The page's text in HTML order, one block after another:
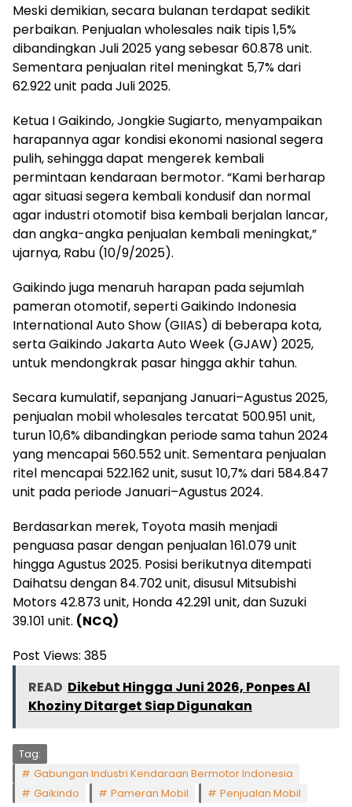
Meski demikian, secara bulanan terdapat sedikit
perbaikan. Penjualan wholesales naik tipis 1,5%
dibandingkan Juli 2025 yang sebesar 60.878 unit.
Sementara penjualan ritel meningkat 5,7% dari
62.922 unit pada Juli 2025.
Ketua I Gaikindo, Jongkie Sugiarto, menyampaikan
harapannya agar kondisi ekonomi nasional segera
pulih, sehingga dapat mengerek kembali
permintaan kendaraan bermotor. “Kami berharap
agar situasi segera kembali kondusif dan normal
agar industri otomotif bisa kembali berjalan lancar,
dan angka-angka penjualan kembali meningkat,”
ujarnya, Rabu (10/9/2025).
Gaikindo juga menaruh harapan pada sejumlah
pameran otomotif, seperti Gaikindo Indonesia
International Auto Show (GIIAS) di beberapa kota,
serta Gaikindo Jakarta Auto Week (GJAW) 2025,
untuk mendongkrak pasar hingga akhir tahun.
Secara kumulatif, sepanjang Januari–Agustus 2025,
penjualan mobil wholesales tercatat 500.951 unit,
turun 10,6% dibandingkan periode sama tahun 2024
yang mencapai 560.552 unit. Sementara penjualan
ritel mencapai 522.162 unit, susut 10,7% dari 584.847
unit pada periode Januari–Agustus 2024.
Berdasarkan merek, Toyota masih menjadi
penguasa pasar dengan penjualan 161.079 unit
hingga Agustus 2025. Posisi berikutnya ditempati
Daihatsu dengan 84.702 unit, disusul Mitsubishi
Motors 42.873 unit, Honda 42.291 unit, dan Suzuki
39.101 unit. (NCQ)
Post Views: 385
READ Dikebut Hingga Juni 2026, Ponpes Al
Khoziny Ditarget Siap Digunakan
Tag:
Gabungan Industri Kendaraan Bermotor Indonesia
Gaikindo
Pameran Mobil Penjualan Mobil